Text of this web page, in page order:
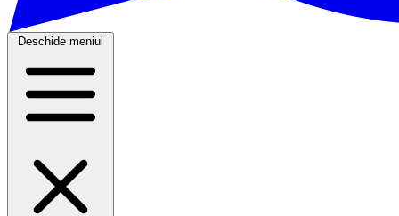
Deschide meniul